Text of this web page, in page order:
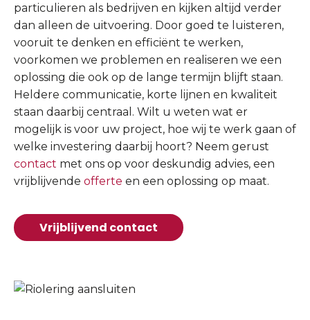
particulieren als bedrijven en kijken altijd verder
dan alleen de uitvoering. Door goed te luisteren,
vooruit te denken en efficiënt te werken,
voorkomen we problemen en realiseren we een
oplossing die ook op de lange termijn blijft staan.
Heldere communicatie, korte lijnen en kwaliteit
staan daarbij centraal. Wilt u weten wat er
mogelijk is voor uw project, hoe wij te werk gaan of
welke investering daarbij hoort? Neem gerust
contact met ons op voor deskundig advies, een
vrijblijvende offerte en een oplossing op maat.
Vrijblijvend contact